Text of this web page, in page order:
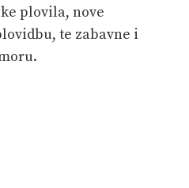
plovila, nove
te zabavne i